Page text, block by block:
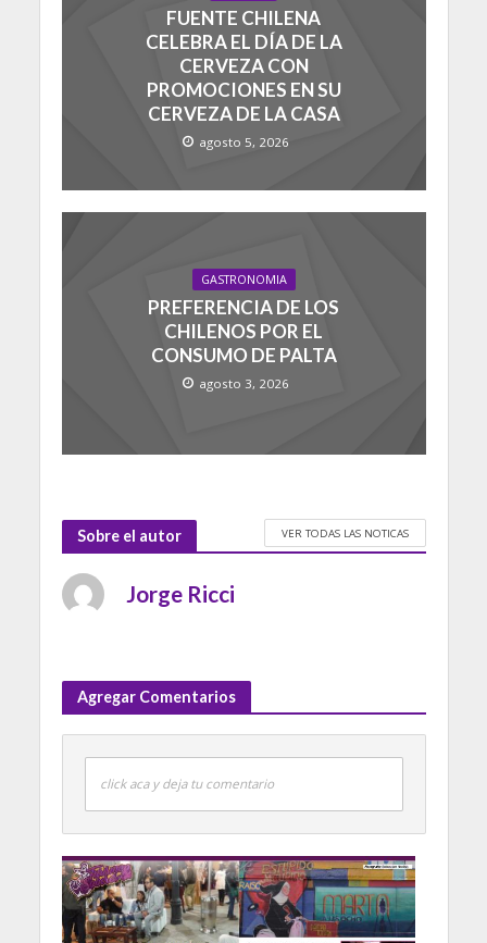
FUENTE CHILENA
CELEBRA EL DÍA DE LA
CERVEZA CON
PROMOCIONES EN SU
CERVEZA DE LA CASA
agosto 5, 2026
GASTRONOMIA
PREFERENCIA DE LOS
CHILENOS POR EL
CONSUMO DE PALTA
agosto 3, 2026
Sobre el autor VER TODAS LAS NOTICAS
Jorge Ricci
Agregar Comentarios
click aca y deja tu comentario